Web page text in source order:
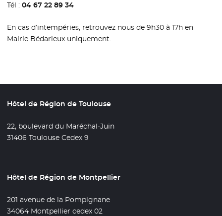
Tél :04 67 22 89 34
En cas d’intempéries, retrouvez nous de 9h30 à 17h en
Mairie Bédarieux uniquement.
Hôtel de Région de Toulouse
22, boulevard du Maréchal-Juin
31406 Toulouse Cedex 9
Hôtel de Région de Montpellier
201 avenue de la Pompignane
34064 Montpellier cedex 02